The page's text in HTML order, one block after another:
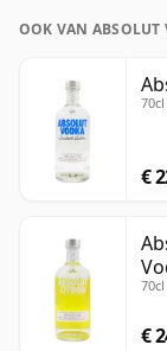
OOK VAN ABSOLUT
70cl
€
70cl
€